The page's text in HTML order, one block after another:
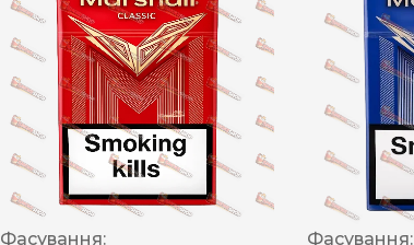
De Santis
MONUS
NERO
NERO
Гуцульскі
Фасування:
Фасування: